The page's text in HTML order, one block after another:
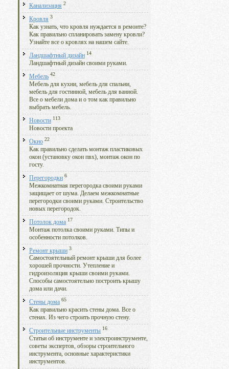
Канализация 2
Кровля 3
Как узнать, что кровля нуждается в ремонте?
Как правильно спланировать замену кровли?
Узнайте все о кровлях на нашем сайте.
Ландшафтный дизайн 14
Ландшафтный дизайн своими руками.
Мебель 42
Мебель для кухни, мебель для спальни,
мебель для гостинной, мебель для ванной.
Все о мебели дома и о том как правильно
выбрать мебель.
Новости 113
Новости проекта
Окно 22
Как правильно сделать монтаж пластиковых
окон (установку окон пвх), монтаж окон по
госту.
Перегородки 6
Межкомнатная перегородка своими руками
защищает от шума. Делаем межкомнатные
перегородки своими руками. Строительство
новых перегородок.
Потолок дома 17
Монтаж потолка своими руками. Типы и
особенности потолков.
Ремонт крыши 3
Самостоятельный ремонт крыши для более
хорошей прочности. Утепление и
гидроизоляция крыши своими руками.
Способы самостоятельно построить крышу
дома или дачи.
Стены дома 65
Как правильно красить стены дома. Все о
стенах. Из чего строить прочную стену.
Строительные инструменты 16
Статьи об инструменте и электроинструменте,
советы экспертов, обзоры строительного
инструмента, основные характеристики
инструментов.